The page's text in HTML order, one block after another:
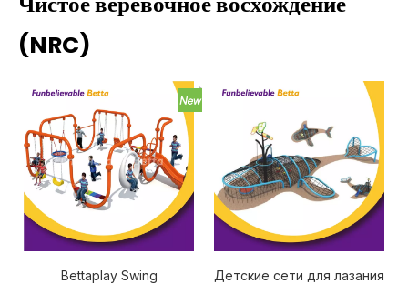
(NRC)
Bettaplay Swing
Детские сети для лазания